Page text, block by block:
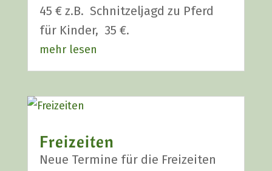
45 € z.B. Schnit­zel­jagd zu Pferd
für Kin­der, 35 €.
mehr lesen
Frei­zei­ten
Neue Ter­mi­ne für die Frei­zei­ten